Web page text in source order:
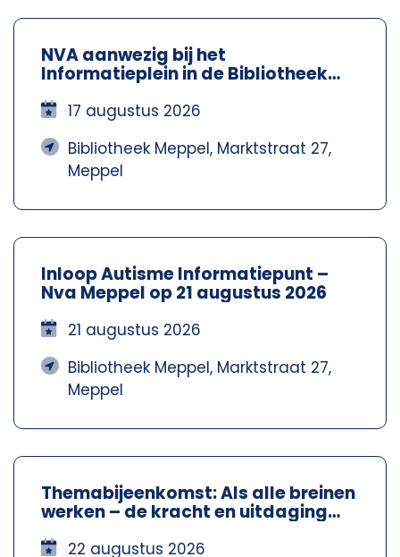
NVA aanwezig bij het
Informatieplein in de Bibliotheek
Meppel
17 augustus 2026
Bibliotheek Meppel, Marktstraat 27,
Meppel
Inloop Autisme Informatiepunt –
Nva Meppel op 21 augustus 2026
21 augustus 2026
Bibliotheek Meppel, Marktstraat 27,
Meppel
Themabijeenkomst: Als alle breinen
werken – de kracht en uitdaging
Steenwijkerland-Meppel
22 augustus 2026